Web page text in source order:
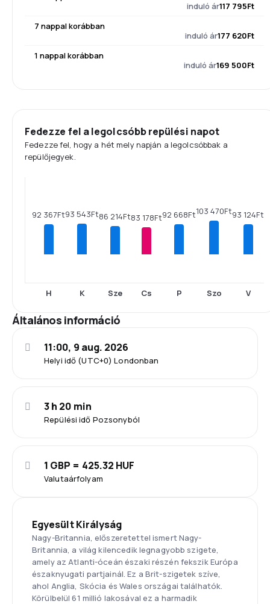
induló ár117 795Ft
7 nappal korábban
induló ár177 620Ft
1 nappal korábban
induló ár169 500Ft
Fedezze fel a legolcsóbb repülési napot
Fedezze fel, hogy a hét mely napján a legolcsóbbak a
repülőjegyek.
92 367Ft
H
93 543Ft
K
86 214Ft
Sze
83 178Ft
Cs
92 668Ft
P
103 470Ft
Szo
93 124Ft
V
Általános információ
Helyi idő (UTC+0) Londonban
11:00, 9 aug. 2026
Repülési idő Pozsonyból
3 h 20 min
Valutaárfolyam
1 GBP = 425.32 HUF
Egyesült Királyság
Nagy-Britannia, előszeretettel ismert Nagy-
Britannia, a világ kilencedik legnagyobb szigete,
amely az Atlanti-óceán északi részén fekszik Európa
északnyugati partjainál. Ez a Brit-szigetek szíve,
ahol Anglia, Skócia és Wales országai találhatók.
Körülbelül 61 millió lakosával ez a harmadik